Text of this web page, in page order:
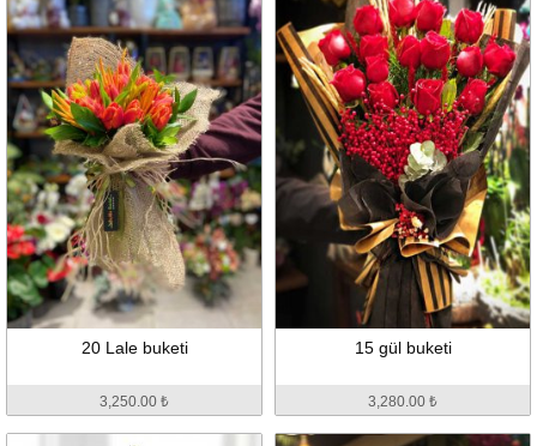
20 Lale buketi
3,250.00 ₺
15 gül buketi
3,280.00 ₺